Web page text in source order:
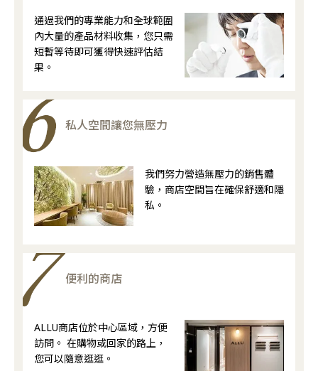
通過我們的專業能力和全球範圍
內大量的產品材料收集，您只需
短暫等待即可獲得快速評估結
果。
私人空間讓您無壓力
我們努力營造無壓力的銷售體
驗，商店空間旨在確保舒適和隱
私。
便利的商店
ALLU商店位於中心區域，方便
訪問。 在購物或回家的路上，
您可以隨意逛逛。